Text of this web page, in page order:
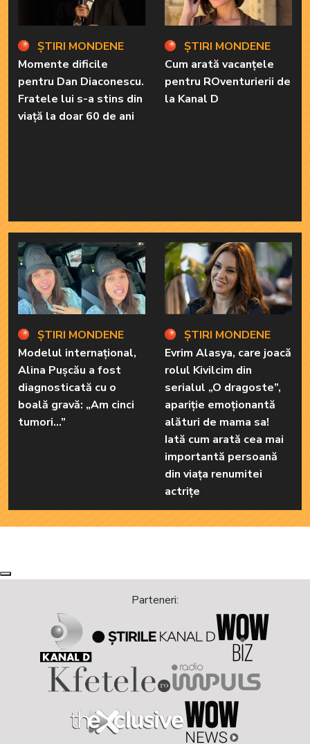
ȘTIRI MONDENE
Momente dificile
pentru Dan Diaconescu.
Fratele lui s-a stins din
viață la doar 60 de ani
ȘTIRI MONDENE
Modelul internațional,
Alina Pușcău a fost
diagnosticată cu o
boală gravă: „Am cinci
tumori...”
ȘTIRI MONDENE
Cum arată vacanțele
pentru ROventurierii de
la Kanal D
ȘTIRI MONDENE
Evrim Alasya, care joacă
rolul Kivilcim din
serialul „O dragoste”,
apariție emoționantă
alături de mama sa!
Iată cum arată cea mai
importantă persoană
din viața renumitei
actrițe
Next
Previous
Parteneri: